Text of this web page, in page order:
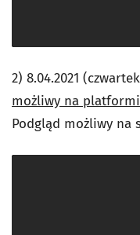
2) 8.04.2021
możliwy na
Podgląd możliwy na